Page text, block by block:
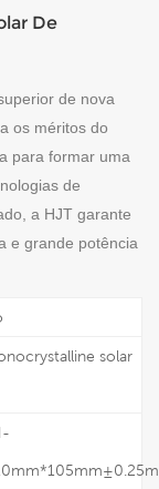
De
de nova
os méritos do
para formar uma
de
a HJT garante
e grande potência
solar